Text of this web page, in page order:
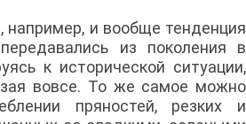
например, и вообще тенденция
из поколения в
к исторической ситуации,
вовсе. То же самое можно
пряностей, резких и